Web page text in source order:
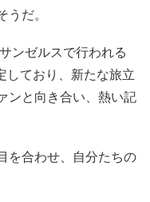
うだ。
ンゼルスで行われる
しており、新たな旅立
ンと向き合い、熱い記
を合わせ、自分たちの